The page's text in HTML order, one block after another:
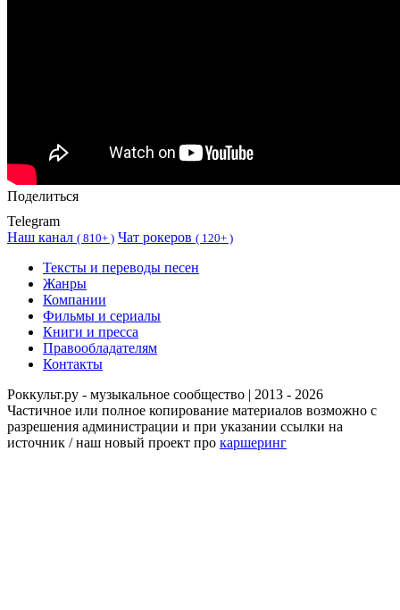
Поделиться
Telegram
Наш канал ( 810+ ) Чат рокеров ( 120+ )
Тексты и переводы песен
Жанры
Компании
Фильмы и сериалы
Книги и пресса
Правообладателям
Контакты
Роккульт.ру - музыкальное сообщество | 2013 - 2026
Частичное или полное копирование материалов возможно с
разрешения администрации и при указании ссылки на
источник / наш новый проект про каршеринг